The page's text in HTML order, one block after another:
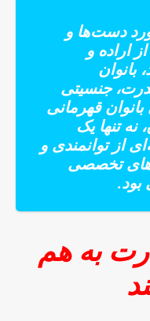
دست‌ها و
اراده و
بانوان
جنسیتی
قهرمانی
تنها یک
از توانمندی و
تخصصی
به هم